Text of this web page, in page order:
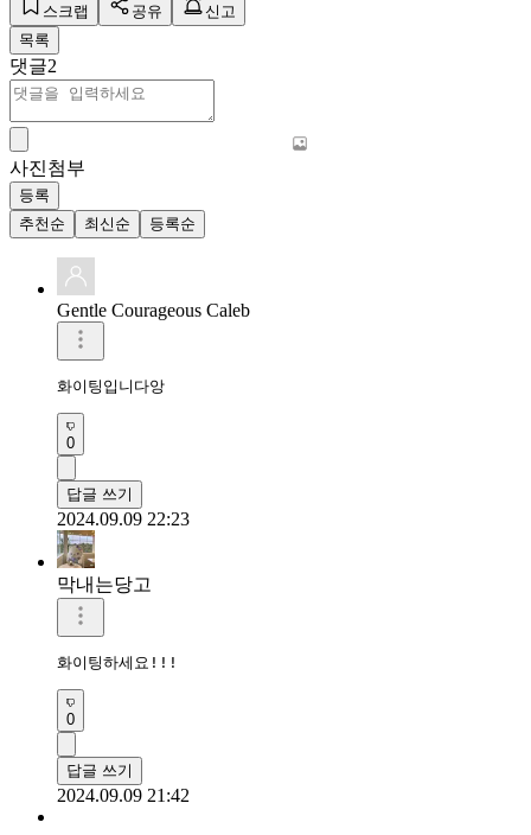
스크랩 공유
신고
목록
댓글2
사진첨부
등록
추천순
최신순 등록순
Gentle Courageous Caleb
화이팅입니다앙
0
답글 쓰기
2024.09.09 22:23
막내는당고
화이팅하세요!!!
0
답글 쓰기
2024.09.09 21:42